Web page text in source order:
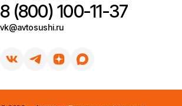
8 (800) 100-11-37
vk@avtosushi.ru